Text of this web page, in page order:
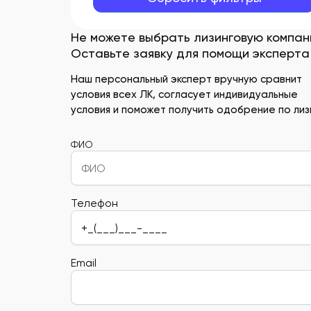
Не можете выбрать лизинговую
Оставьте заявку для помощи эксперта
Наш персональный эксперт вручную сравнит
условия всех ЛК, согласует индивидуальные
условия и поможет получить одобрение по
ФИО
Телефон
Email